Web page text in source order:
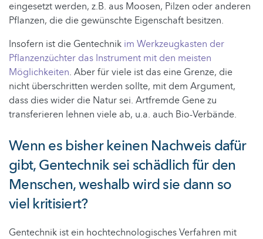
eingesetzt werden, z.B. aus Moosen, Pilzen oder anderen
Pflanzen, die die gewünschte Eigenschaft besitzen.
Insofern ist die Gentechnik im Werkzeugkasten der
Pflanzenzüchter das Instrument mit den meisten
Möglichkeiten. Aber für viele ist das eine Grenze, die
nicht überschritten werden sollte, mit dem Argument,
dass dies wider die Natur sei. Artfremde Gene zu
transferieren lehnen viele ab, u.a. auch Bio-Verbände.
Wenn es bisher keinen Nachweis dafür
gibt, Gentechnik sei schädlich für den
Menschen, weshalb wird sie dann so
viel kritisiert?
Gentechnik ist ein hochtechnologisches Verfahren mit